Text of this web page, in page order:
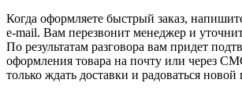
Когда оформляете быстрый заказ,
e-mail. Вам перезвонит менеджер и уточнит
По результатам разговора вам придет
оформления товара на почту или через
только ждать доставки и радоваться новой